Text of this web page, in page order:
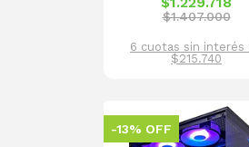
$1.407.000
6 cuotas sin interés
$215.740
-13% OFF